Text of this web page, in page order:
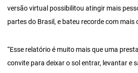
versão virtual possibilitou atingir mais
partes do Brasil, e bateu recorde com mais
“Esse relatório é muito mais que uma
convite para deixar o sol entrar, levantar e